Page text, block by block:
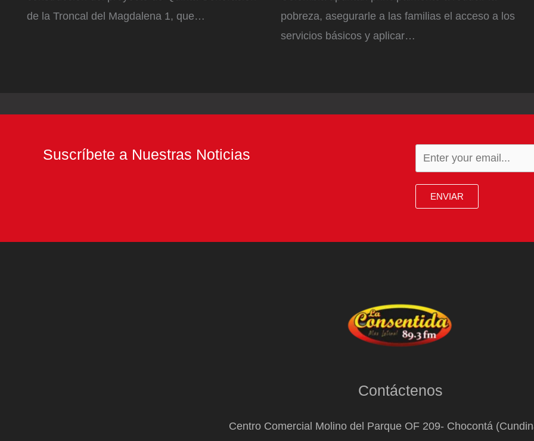
de la Troncal del Magdalena 1, que…
pobreza, asegurarle a las familias el acceso a los
servicios básicos y aplicar…
Suscríbete a Nuestras Noticias
ENVIAR
Contáctenos
Centro Comercial Molino del Parque OF 209- Chocontá